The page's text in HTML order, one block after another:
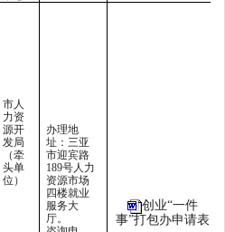
市人
力资
源开
发局
（牵
头单
位）
办理地
址：三亚
市迎宾路
189号人力
资源市场
四楼就业
服务大
厅。
创业“一件
事”打包办申请表